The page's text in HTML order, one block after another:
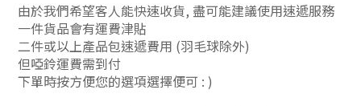
由於我們希望客人能快速收貨, 盡可能建議使用速遞服務
一件貨品會有運費津貼
二件或以上產品包速遞費用 (羽毛球除外)
但啞鈴運費需到付
下單時按方便您的選項選擇便可 : )